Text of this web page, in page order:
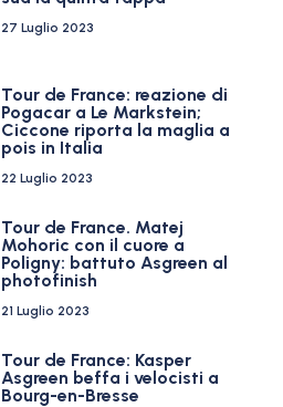
27 Luglio 2023
Tour de France: reazione di
Pogacar a Le Markstein;
Ciccone riporta la maglia a
pois in Italia
22 Luglio 2023
Tour de France. Matej
Mohoric con il cuore a
Poligny: battuto Asgreen al
photofinish
21 Luglio 2023
Tour de France: Kasper
Asgreen beffa i velocisti a
Bourg-en-Bresse